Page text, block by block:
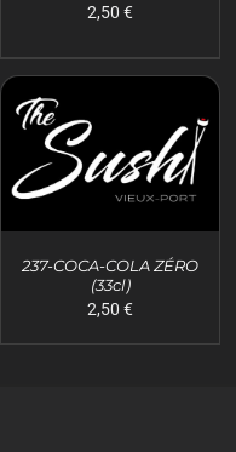
AJOUTER AU PANIER
2,50€
AJOUTER AU PANIER
237-COCA-COLA ZÉRO
(33cl)
2,50€